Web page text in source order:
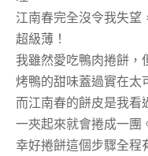
江南春完全沒令我失望
超級薄！
我雖然愛吃鴨肉捲餅，
烤鴨的甜味蓋過實在太
而江南春的餅皮是我看
一夾起來就會捲成一團
幸好捲餅這個步驟全程